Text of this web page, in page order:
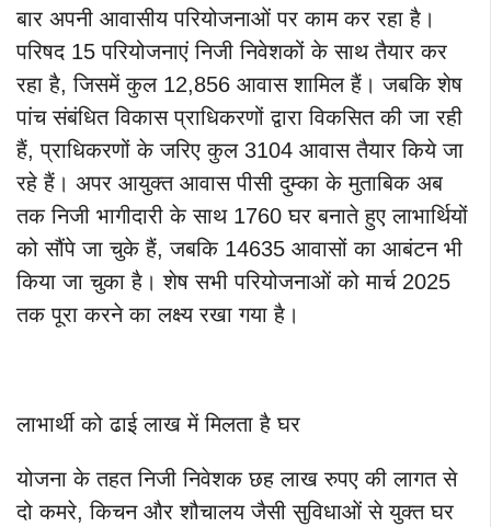
बार अपनी आवासीय परियोजनाओं पर काम कर रहा है।
परिषद 15 परियोजनाएं निजी निवेशकों के साथ तैयार कर
रहा है, जिसमें कुल 12,856 आवास शामिल हैं। जबकि शेष
पांच संबंधित विकास प्राधिकरणों द्वारा विकसित की जा रही
हैं, प्राधिकरणों के जरिए कुल 3104 आवास तैयार किये जा
रहे हैं। अपर आयुक्त आवास पीसी दुम्का के मुताबिक अब
तक निजी भागीदारी के साथ 1760 घर बनाते हुए लाभार्थियों
को सौंपे जा चुके हैं, जबकि 14635 आवासों का आबंटन भी
किया जा चुका है। शेष सभी परियोजनाओं को मार्च 2025
तक पूरा करने का लक्ष्य रखा गया है।
लाभार्थी को ढाई लाख में मिलता है घर
योजना के तहत निजी निवेशक छह लाख रुपए की लागत से
दो कमरे, किचन और शौचालय जैसी सुविधाओं से युक्त घर